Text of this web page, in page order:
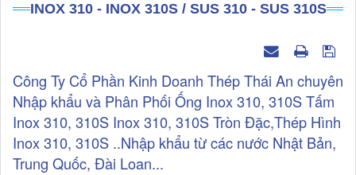
INOX 310 - INOX 310S / SUS 310 - SUS 310S
Công Ty Cổ Phần Kinh Doanh Thép Thái An chuyên
Nhập khẩu và Phân Phối Ống Inox 310, 310S Tấm
Inox 310, 310S Inox 310, 310S Tròn Đặc,Thép Hình
Inox 310, 310S ..Nhập khẩu từ các nước Nhật Bản,
Trung Quốc, Đài Loan...